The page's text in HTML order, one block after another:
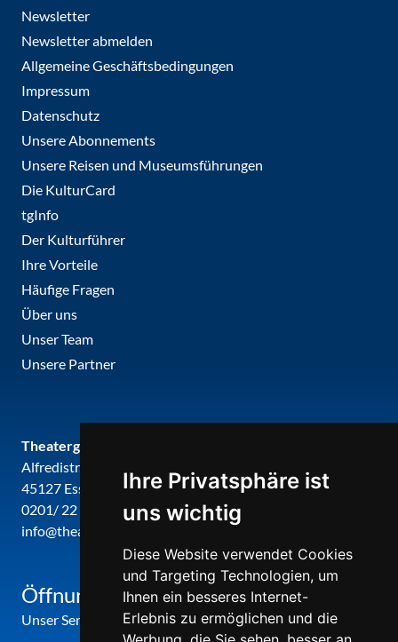
Ihre Privatsphäre ist
uns wichtig
Diese Website verwendet Cookies
und Targeting Technologien, um
Ihnen ein besseres Internet-
Erlebnis zu ermöglichen und die
Newsletter
Newsletter abmelden
Allgemeine Geschäftsbedingungen
Impressum
Datenschutz
Unsere Abonnements
Unsere Reisen und Museumsführungen
Die KulturCard
tgInfo
Der Kulturführer
Ihre Vorteile
Häufige Fragen
Über uns
Unser Team
Unsere Partner
Theatergemeinde metropole ruhr
Alfredistr. 32
45127 Essen
0201/ 22 22 29
info@theatergemeinde-metropole-ruhr.de
Öffnungszeiten
Unser Service-Center ist zu folgenden Zeiten geöffnet